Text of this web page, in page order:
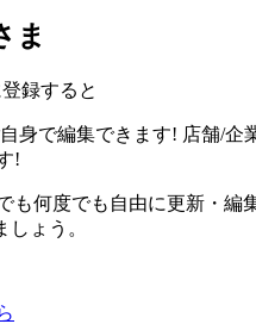
ま
録すると
身で編集できます! 店舗/企
!
も何度でも自由に更新・編
しょう。